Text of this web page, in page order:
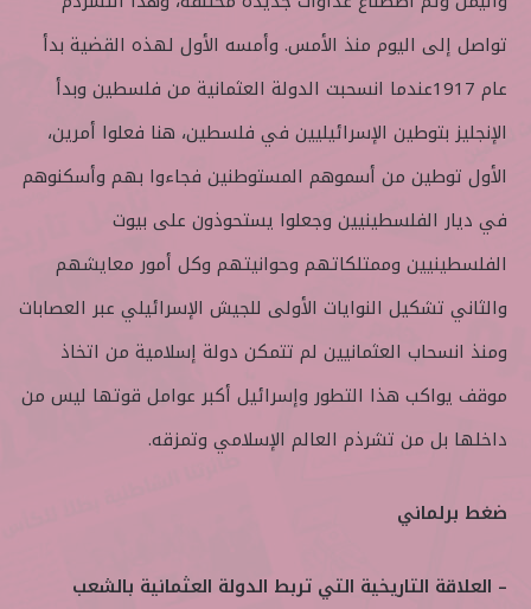
تواصل إلى اليوم منذ الأمس. وأمسه الأول لهذه القضية بدأ
عام 1917عندما انسحبت الدولة العثمانية من فلسطين وبدأ
الإنجليز بتوطين الإسرائيليين في فلسطين، هنا فعلوا أمرين،
الأول توطين من أسموهم المستوطنين فجاءوا بهم وأسكنوهم
في ديار الفلسطينيين وجعلوا يستحوذون على بيوت
الفلسطينيين وممتلكاتهم وحوانيتهم وكل أمور معايشهم
والثاني تشكيل النوايات الأولى للجيش الإسرائيلي عبر العصابات
ومنذ انسحاب العثمانيين لم تتمكن دولة إسلامية من اتخاذ
موقف يواكب هذا التطور وإسرائيل أكبر عوامل قوتها ليس من
داخلها بل من تشرذم العالم الإسلامي وتمزقه.
ضغط برلماني
– العلاقة التاريخية التي تربط الدولة العثمانية بالشعب